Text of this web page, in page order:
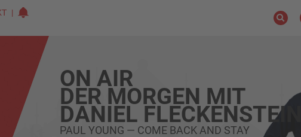
ON AIR
DER MORGEN MIT
DANIEL FLECKENSTEIN
PAUL YOUNG — COME BACK AND STAY